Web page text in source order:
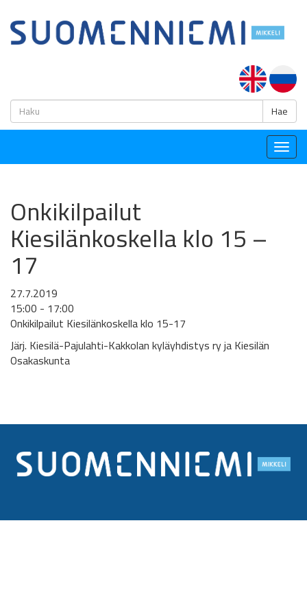
Hae
Onkikilpailut
Kiesilänkoskella klo 15 –
17
27.7.2019
15:00 - 17:00
Onkikilpailut Kiesilänkoskella klo 15-17
Järj. Kiesilä-Pajulahti-Kakkolan kyläyhdistys ry ja Kiesilän
Osakaskunta